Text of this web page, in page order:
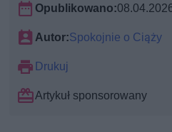
Opublikowano:
Autor:Spokojnie o Ciąży
Drukuj
Artykuł sponsorowany